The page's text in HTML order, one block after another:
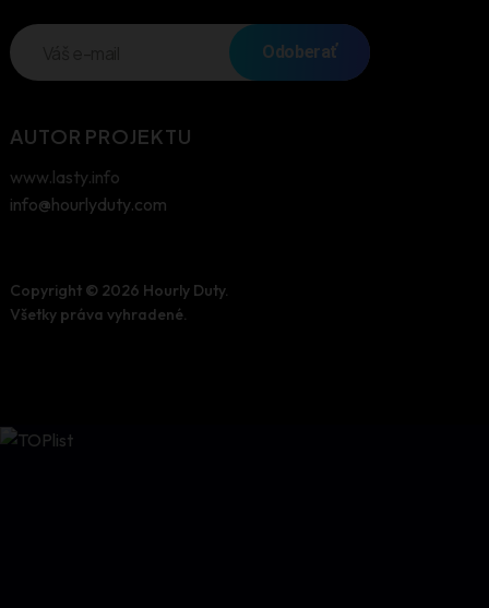
Odoberať
AUTOR PROJEKTU
www.lasty.info
info@hourlyduty.com
Copyright © 2026 Hourly Duty.
Všetky práva vyhradené.